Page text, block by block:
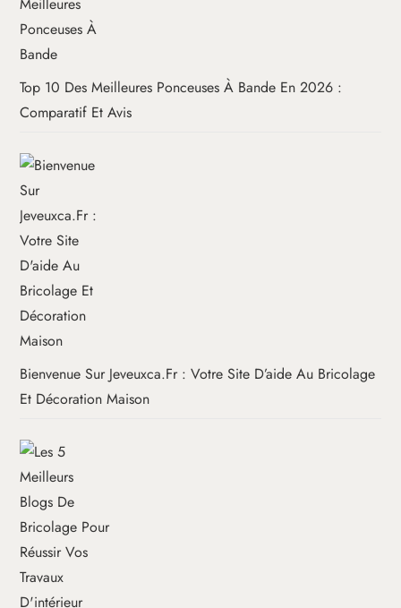
Top 10 Des Meilleures Ponceuses À Bande En 2026 :
Comparatif Et Avis
Bienvenue Sur Jeveuxca.fr : Votre Site D’aide Au Bricolage
Et Décoration Maison